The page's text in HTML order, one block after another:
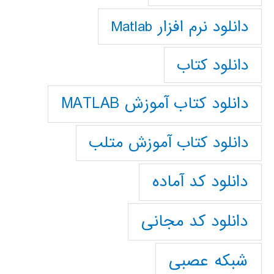
دانلود نرم افزار Matlab
دانلود کتاب
دانلود کتاب آموزش MATLAB
دانلود کتاب آموزش متلب
دانلود کد آماده
دانلود کد مجانی
شبکه عصبی